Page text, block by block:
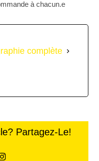
à chacun.e
complète
Partagez-Le!